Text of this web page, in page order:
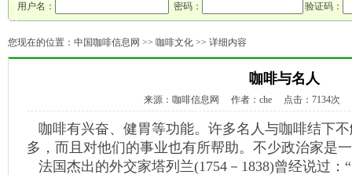
用户名： 密码： 验证码：
您现在的位置： 中国咖啡信息网 >> 咖啡文化 >> 详细内容
咖啡与名人
来源：咖啡信息网 作者：che 点击：7134次
咖啡有兴奋、健胃等功能。许多名人与咖啡结下
多，而且对他们的事业也有所帮助。不少政治家是
法国杰出的外交家塔列兰(1754－1838)曾经说过：